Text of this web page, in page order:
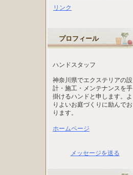
リンク
プロフィール
ハンドスタッフ
神奈川県でエクステリアの設
計・施工・メンテナンスを手
掛けるハンドと申します。よ
りよいお庭づくりに励んでお
ります。
ホームページ
メッセージを送る